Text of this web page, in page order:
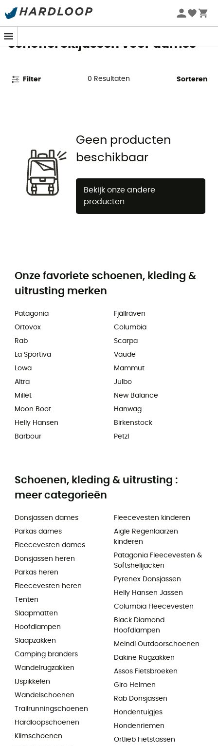
Zomeraanbiedingen 🔥 -5% EXTRA vanaf 2 producten* met
Schöffel Skijassen voor dames
Filter 0 Resultaten Sorteren
Geen producten
beschikbaar
Bekijk onze andere
producten
Onze favoriete schoenen, kleding &
uitrusting merken
Patagonia
Ortovox
Rab
La Sportiva
Lowa
Altra
Millet
Moon Boot
Helly Hansen
Barbour
Fjällräven
Columbia
Scarpa
Vaude
Mammut
Julbo
New Balance
Hanwag
Birkenstock
Petzl
Schoenen, kleding & uitrusting :
meer categorieën
Donsjassen dames
Parkas dames
Fleecevesten dames
Donsjassen heren
Parkas heren
Fleecevesten heren
Tenten
Slaapmatten
Hoofdlampen
Slaapzakken
Camping branders
Wandelrugzakken
IJspikkelen
Wandelschoenen
Trailrunningschoenen
Hardloopschoenen
Klimschoenen
Fleecevesten kinderen
Aigle Regenlaarzen
kinderen
Patagonia Fleecevesten &
Softshelljacken
Pyrenex Donsjassen
Helly Hansen Jassen
Columbia Fleecevesten
Black Diamond
Hoofdlampen
Meindl Outdoorschoenen
Dakine Rugzakken
Assos Fietsbroeken
Giro Helmen
Rab Donsjassen
Hondentuigjes
Hondenriemen
Ortlieb Fietstassen